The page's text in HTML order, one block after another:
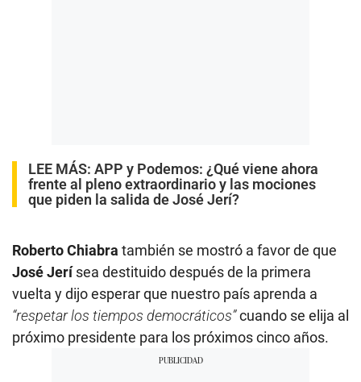
LEE MÁS: APP y Podemos: ¿Qué viene ahora
frente al pleno extraordinario y las mociones
que piden la salida de José Jerí?
Roberto Chiabra también se mostró a favor de que
José Jerísea destituido después de la primera
vuelta y dijo esperar que nuestro país aprenda a
“respetar los tiempos democráticos”cuando se elija al
próximo presidente para los próximos cinco años.